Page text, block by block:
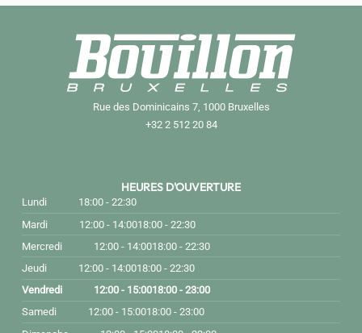
Rue des Dominicains 7, 1000 Bruxelles
+32 2 512 20 84
HEURES D'OUVERTURE
Lundi
18:00 - 22:30
Mardi
12:00 - 14:0018:00 - 22:30
Mercredi
12:00 - 14:0018:00 - 22:30
Jeudi
12:00 - 14:0018:00 - 22:30
Vendredi
12:00 - 15:0018:00 - 23:00
Samedi
12:00 - 15:0018:00 - 23:00